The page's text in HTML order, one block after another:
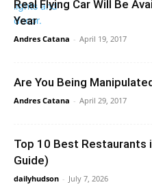
Real Flying Car Will Be
Year
Andres Catana - April 19, 2017
Are You Being
Andres Catana - April 29, 2017
Top 10 Best Restaurants
Guide)
dailyhudson - July 7, 2026